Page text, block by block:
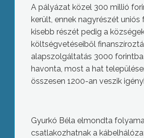
A pályázat közel 300 millió
került, ennek nagyrészét uniós
kisebb részét pedig a
költségvetéseiből
alapszolgáltatás 3000
havonta, most a hat
összesen 1200-an veszik
Gyurkó Béla elmondta
csatlakozhatnak a